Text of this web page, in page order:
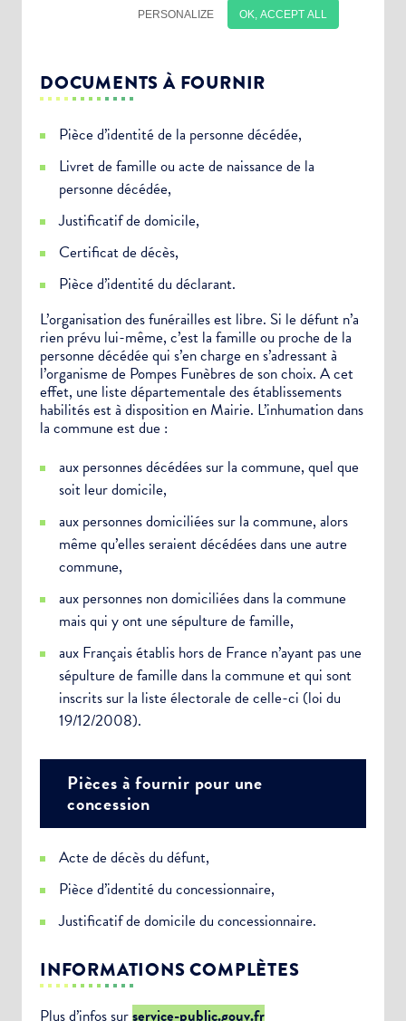
DOCUMENTS À FOURNIR
Pièce d’identité de la personne décédée,
Livret de famille ou acte de naissance de la
personne décédée,
Justificatif de domicile,
Certificat de décès,
Pièce d’identité du déclarant.
L’organisation des funérailles est libre. Si le défunt n’a
rien prévu lui-même, c’est la famille ou proche de la
personne décédée qui s’en charge en s’adressant à
l’organisme de Pompes Funèbres de son choix. A cet
effet, une liste départementale des établissements
habilités est à disposition en Mairie. L’inhumation dans
la commune est due :
aux personnes décédées sur la commune, quel que
soit leur domicile,
aux personnes domiciliées sur la commune, alors
même qu’elles seraient décédées dans une autre
commune,
aux personnes non domiciliées dans la commune
mais qui y ont une sépulture de famille,
aux Français établis hors de France n’ayant pas une
sépulture de famille dans la commune et qui sont
inscrits sur la liste électorale de celle-ci (loi du
19/12/2008).
Pièces à fournir pour une
concession
Acte de décès du défunt,
Pièce d’identité du concessionnaire,
Justificatif de domicile du concessionnaire.
INFORMATIONS COMPLÈTES
Plus d’infos surservice-public.gouv.fr
Choisissez votre abonnement :
Alertes Mail
Newsletter Culture
Newsletter Sport et Vie associative